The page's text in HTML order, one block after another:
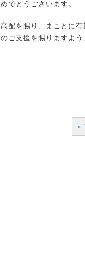
でとうございます。
配を賜り、まことに
ご支援を賜りますよ
«